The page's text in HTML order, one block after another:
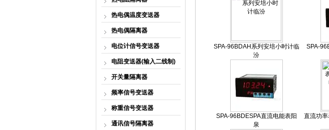
热电偶温度变送器
热电偶隔离器
电位计信号变送器
电阻变送器(输入二线制)
开关量隔离器
频率信号变送器
称重信号变送器
通讯信号隔离器
SPA-96BDAH系列安培小时计临
汾
SPA-
SPA-96BDESPA直流电能表阳
泉
直流功